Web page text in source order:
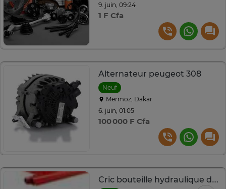
9. juin, 09:24
1 F Cfa
Alternateur peugeot 308
Neuf
Mermoz, Dakar
6. juin, 01:05
100 000 F Cfa
Cric bouteille hydraulique de 3, 5 ou 10 Tonnes